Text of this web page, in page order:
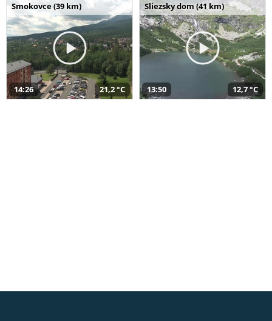
Smokovce (39 km)
14:26 21,2 °C
Sliezsky dom (41 km)
13:50 12,7 °C